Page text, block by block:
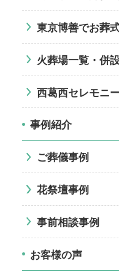
東京博善でお葬
火葬場一覧・併
西葛西セレモニ
事例紹介
ご葬儀事例
花祭壇事例
事前相談事例
お客様の声